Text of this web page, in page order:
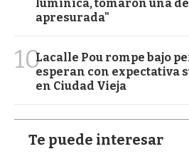
lumínica, tomaron una
apresurada"
10Lacalle Pou rompe bajo
esperan con expectativa
en Ciudad Vieja
Te puede interesar